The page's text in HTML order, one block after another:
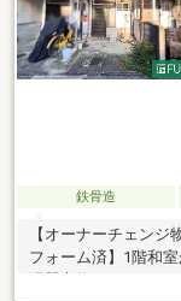
鉄骨造
【オーナーチェン
フォーム済】1階和